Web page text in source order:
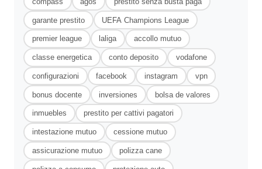
garante prestito UEFA Champions League
premier league laliga accollo mutuo
classe energetica conto deposito vodafone
configurazioni facebook instagram vpn
bonus docente inversiones bolsa de valores
inmuebles prestito per cattivi pagatori
intestazione mutuo cessione mutuo
assicurazione mutuo polizza cane